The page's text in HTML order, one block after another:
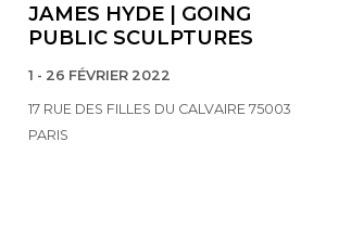
JAMES HYDE | GOING
PUBLIC SCULPTURES
1 - 26 FÉVRIER 2022
17 RUE DES FILLES DU CALVAIRE 75003
PARIS